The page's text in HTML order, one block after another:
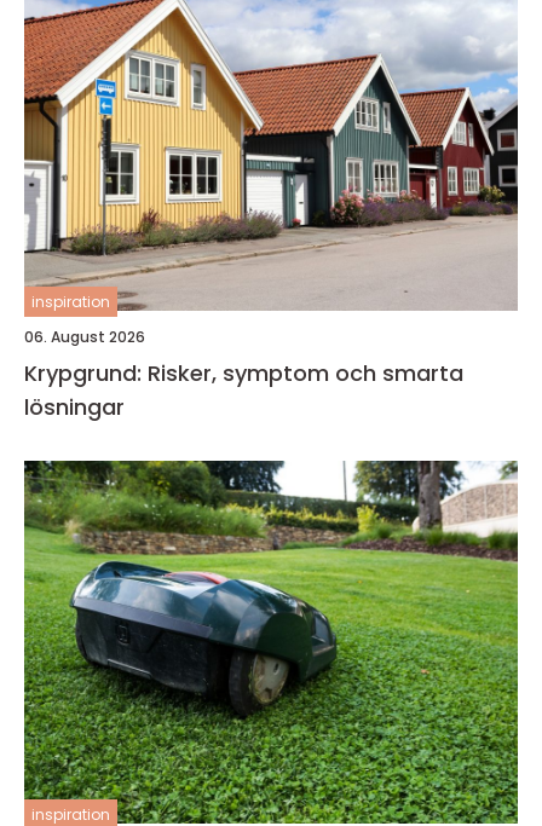
inspiration
06. August 2026
Krypgrund: Risker, symptom och smarta
lösningar
inspiration